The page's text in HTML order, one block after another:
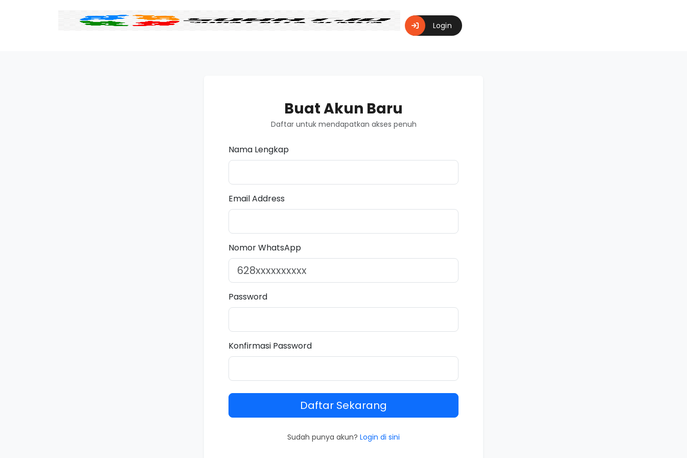
Login
Buat Akun Baru
Daftar untuk mendapatkan akses penuh
Nama Lengkap
Email Address
Nomor WhatsApp
Password
Konfirmasi Password
Daftar Sekarang
Sudah punya akun? Login di sini